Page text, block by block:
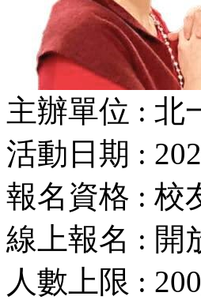
主辦單位 : 北
活動日期 :
報名資格 : 校
線上報名 : 開
人數上限 :